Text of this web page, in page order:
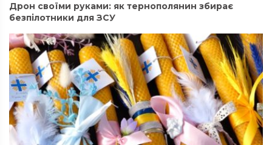
Дрон своїми руками: як тернополянин збирає
безпілотники для ЗСУ